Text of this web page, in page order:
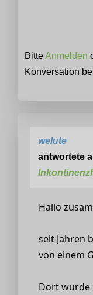
BitteAnmelden
Konversation
welute
antwortete
Hallo
seit Jahren
von einem
Dort wurde